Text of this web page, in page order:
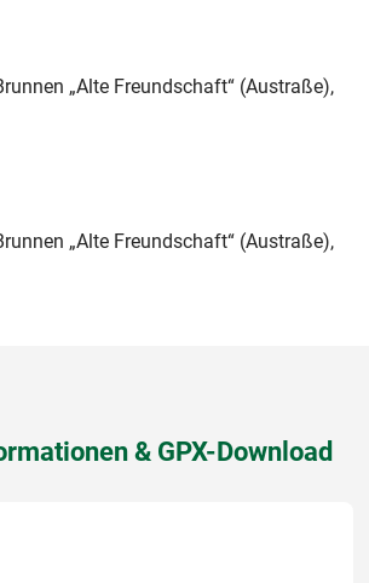
„Alte Freundschaft“ (Austraße),
„Alte Freundschaft“ (Austraße),
& GPX-Download